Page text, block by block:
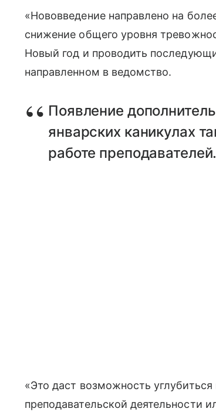
«Нововведение направлено на
снижение общего уровня
Новый год и проводить
направленном в ведомство.
Появление
январских каникулах
работе преподавателей.
«Это даст возможность
преподавательской деятельности